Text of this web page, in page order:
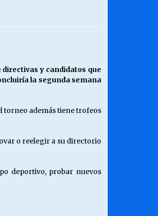
la Rerum Novarum a 135
“La cuestión social hoy”.
05/2026
y sus segmentos de la riqueza
y candidatos que
la segunda semana
torneo además tiene trofeos
o reelegir a su directorio
deportivo, probar nuevos